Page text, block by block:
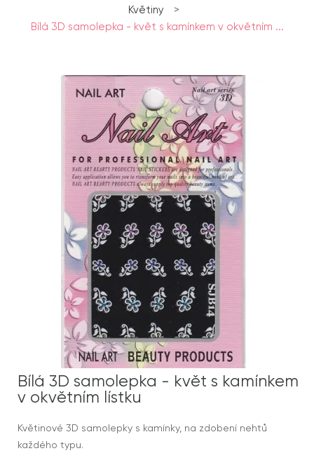
Květiny
>
Bílá 3D samolepka - květ s kamínkem v okvětním ...
Bílá 3D samolepka - květ s kamínkem
v okvětním lístku
Květinové 3D samolepky s kamínky, na zdobení nehtů
každého typu.